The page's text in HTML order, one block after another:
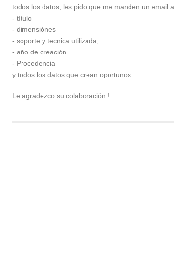
todos los datos, les pido que me manden un email a
- título
- dimensiónes
- soporte y tecnica utilizada,
- año de creación
- Procedencia
y todos los datos que crean oportunos.
Le agradezco su colaboración !